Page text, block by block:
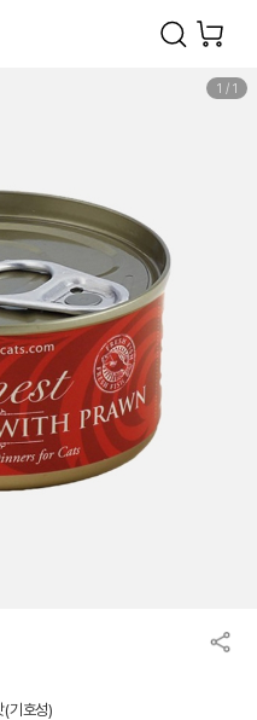
1 / 1
기호성)